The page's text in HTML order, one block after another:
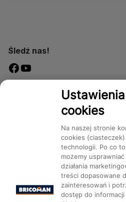
Śledź nas!
Dostępność
Kategorie Produkty
cookies
Na naszej stronie
cookies
technologii. Po co
możemy
działania
treści dopasowane
zainteresowań i
dostęp do